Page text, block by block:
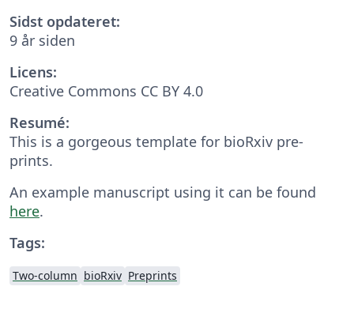
Sidst opdateret:
9 år siden
Licens:
Creative Commons CC BY 4.0
Resumé:
This is a gorgeous template for bioRxiv pre-
prints.
An example manuscript using it can be found
here.
Tags:
Two-column bioRxiv Preprints